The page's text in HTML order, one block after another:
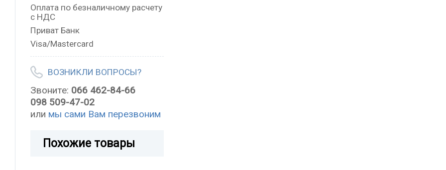
Оплата по безналичному расчету
с НДС
Приват Банк
Visa/Mastercard
ВОЗНИКЛИ ВОПРОСЫ?
Звоните: 066 462-84-66
098 509-47-02
или мы сами Вам перезвоним
Похожие товары